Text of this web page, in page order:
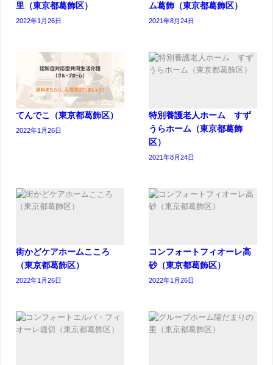
里（東京都葛飾区）
2022年1月26日
ム葛飾（東京都葛飾区）
2021年8月24日
てんでこ（東京都葛飾区）
2022年1月26日
特別養護老人ホーム すず
うらホーム（東京都葛飾
区）
2021年8月24日
街かどケアホームこころ
（東京都葛飾区）
2022年1月26日
コンフォートフィオーレ高
砂（東京都葛飾区）
2022年1月26日